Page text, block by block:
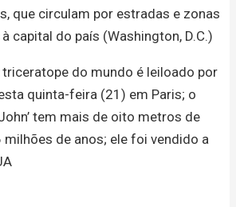
que circulam por estradas e zonas
capital do país (Washington, D.C.)
do mundo é leiloado por
quinta-feira (21) em Paris; o
tem mais de oito metros de
de anos; ele foi vendido a